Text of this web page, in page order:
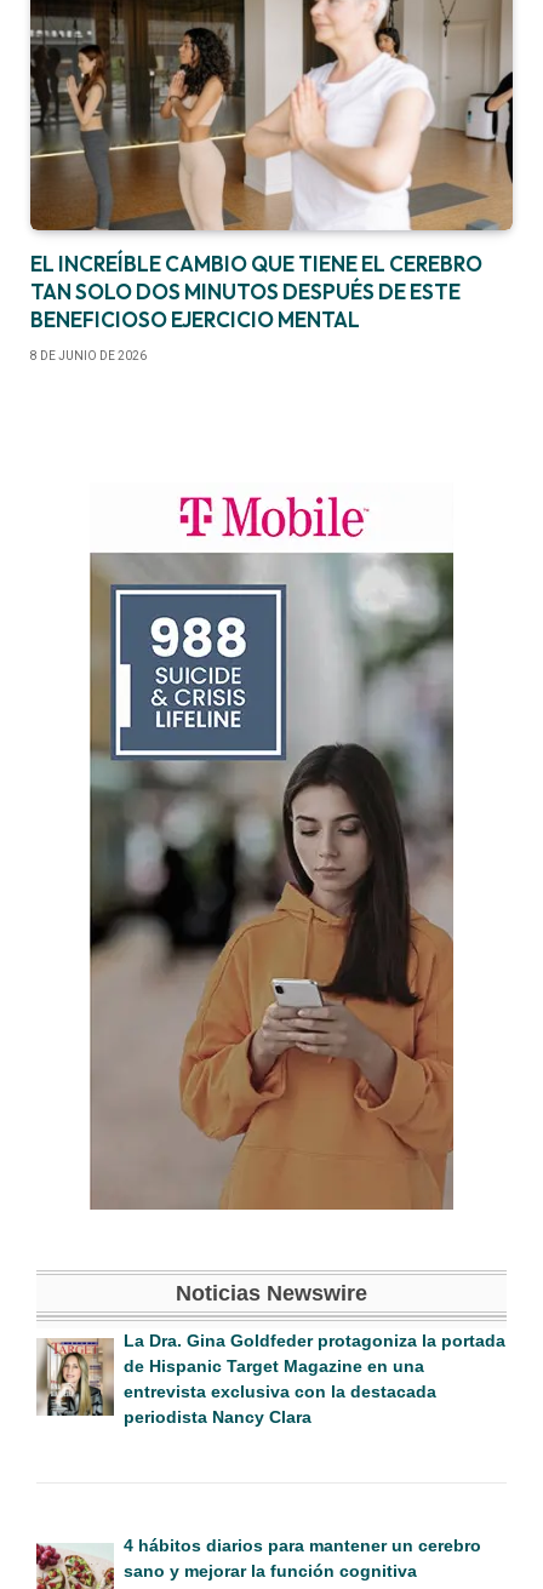
EL INCREÍBLE CAMBIO QUE TIENE EL CEREBRO
TAN SOLO DOS MINUTOS DESPUÉS DE ESTE
BENEFICIOSO EJERCICIO MENTAL
8 DE JUNIO DE 2026
Noticias Newswire
La Dra. Gina Goldfeder protagoniza la portada
de Hispanic Target Magazine en una
entrevista exclusiva con la destacada
periodista Nancy Clara
4 hábitos diarios para mantener un cerebro
sano y mejorar la función cognitiva